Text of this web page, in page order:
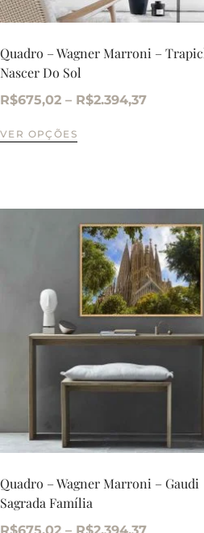
Quadro – Wagner Marroni –
Nascer Do Sol
R$675,02 – R$2.394,37
VER OPÇÕES
Quadro – Wagner Marroni – Gaudi
Sagrada Família
R$675,02 – R$2.394,37